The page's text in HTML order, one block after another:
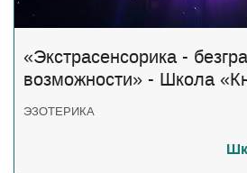
«Экстрасенсорика -
возможности» - Школа
ЭЗОТЕРИКА